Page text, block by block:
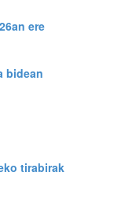
ere
bidean
tirabirak